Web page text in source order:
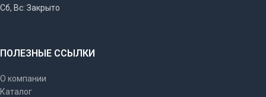
Сб, Вс: Закрыто
ПОЛЕЗНЫЕ ССЫЛКИ
О компании
Каталог